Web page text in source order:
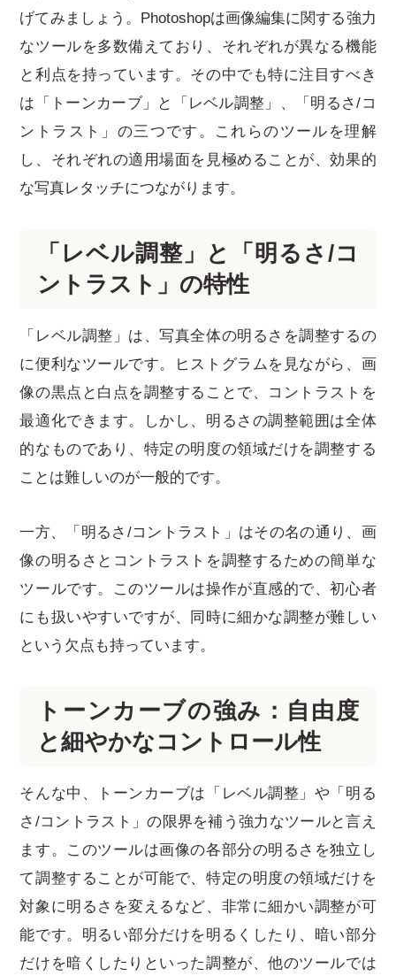
げてみましょう。Photoshopは画像編集に関する強力
なツールを多数備えており、それぞれが異なる機能
と利点を持っています。その中でも特に注目すべき
は「トーンカーブ」と「レベル調整」、「明るさ/コ
ントラスト」の三つです。これらのツールを理解
し、それぞれの適用場面を見極めることが、効果的
な写真レタッチにつながります。
「レベル調整」と「明るさ/コ
ントラスト」の特性
「レベル調整」は、写真全体の明るさを調整するの
に便利なツールです。ヒストグラムを見ながら、画
像の黒点と白点を調整することで、コントラストを
最適化できます。しかし、明るさの調整範囲は全体
的なものであり、特定の明度の領域だけを調整する
ことは難しいのが一般的です。
一方、「明るさ/コントラスト」はその名の通り、画
像の明るさとコントラストを調整するための簡単な
ツールです。このツールは操作が直感的で、初心者
にも扱いやすいですが、同時に細かな調整が難しい
という欠点も持っています。
トーンカーブの強み：自由度
と細やかなコントロール性
そんな中、トーンカーブは「レベル調整」や「明る
さ/コントラスト」の限界を補う強力なツールと言え
ます。このツールは画像の各部分の明るさを独立し
て調整することが可能で、特定の明度の領域だけを
対象に明るさを変えるなど、非常に細かい調整が可
能です。明るい部分だけを明るくしたり、暗い部分
だけを暗くしたりといった調整が、他のツールでは